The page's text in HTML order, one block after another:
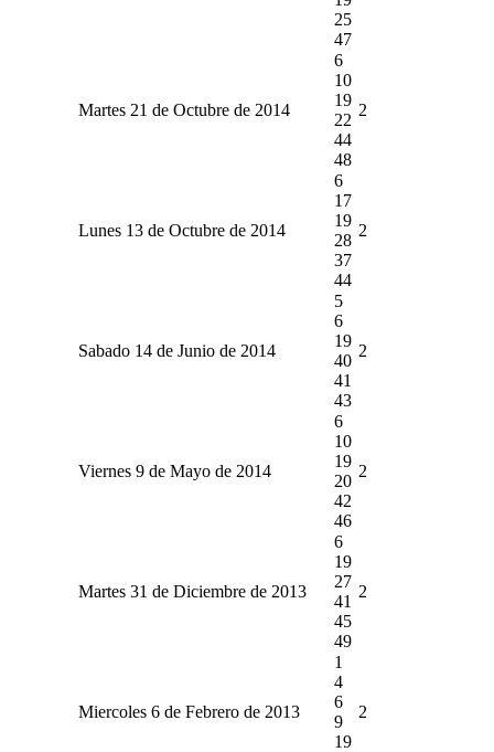
25
47
Martes 21 de Octubre de 2014
6
10
19
22
44
48
2
Lunes 13 de Octubre de 2014
6
17
19
28
37
44
2
Sabado 14 de Junio de 2014
5
6
19
40
41
43
2
Viernes 9 de Mayo de 2014
6
10
19
20
42
46
2
Martes 31 de Diciembre de 2013
6
19
27
41
45
49
2
Miercoles 6 de Febrero de 2013
1
4
6
9
19
2